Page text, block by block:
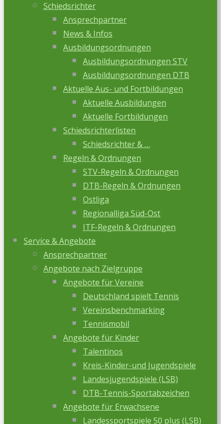
Schiedsrichter
Ansprechpartner
News & Infos
Ausbildungsordnungen
Ausbildungsordnungen STV
Ausbildungsordnungen DTB
Aktuelle Aus- und Fortbildungen
Aktuelle Ausbildungen
Aktuelle Fortbildungen
Schiedsrichterlisten
Schiedsrichter & …
Regeln & Ordnungen
STV-Regeln & Ordnungen
DTB-Regeln & Ordnungen
Ostliga
Regionalliga Süd-Ost
ITF-Regeln & Ordnungen
Service & Angebote
Ansprechpartner
Angebote nach Zielgruppe
Angebote für Vereine
Deutschland spielt Tennis
Vereinsbenchmarking
Tennismobil
Angebote für Kinder
Talentinos
Kreis-Kinder-und Jugendspiele
Landesjugendspiele (LSB)
DTB-Tennis-Sportabzeichen
Angebote für Erwachsene
Landessportspiele 50 plus (LSB)